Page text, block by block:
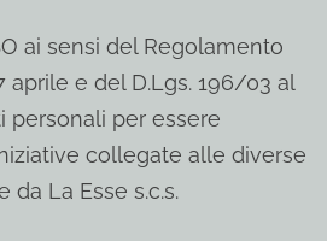
ai sensi del Regolamento
aprile e del D.Lgs. 196/03 al
personali per essere
collegate alle diverse
La Esse s.c.s.